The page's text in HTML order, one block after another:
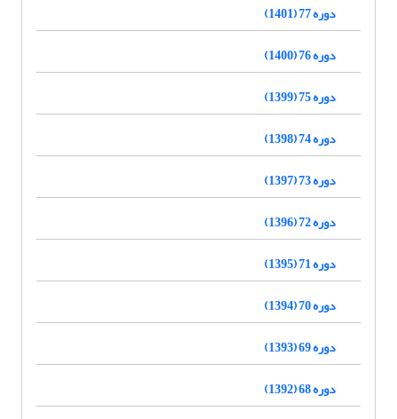
دوره 77 (1401)
دوره 76 (1400)
دوره 75 (1399)
دوره 74 (1398)
دوره 73 (1397)
دوره 72 (1396)
دوره 71 (1395)
دوره 70 (1394)
دوره 69 (1393)
دوره 68 (1392)